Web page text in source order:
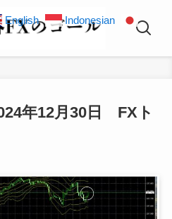
年12月30日 FXト
English
Indonesian